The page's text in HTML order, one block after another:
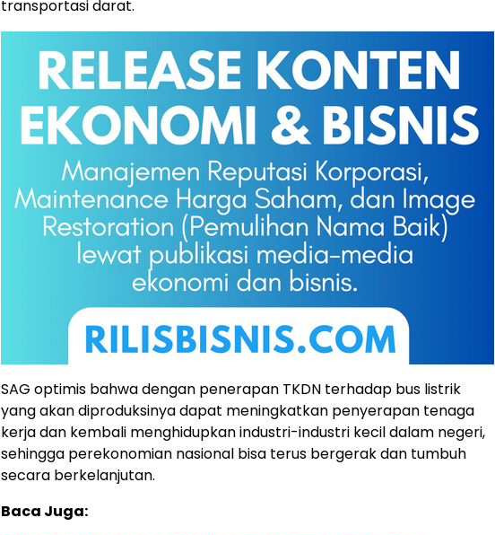
transportasi darat.
SAG optimis bahwa dengan penerapan TKDN terhadap bus listrik
yang akan diproduksinya dapat meningkatkan penyerapan tenaga
kerja dan kembali menghidupkan industri-industri kecil dalam negeri,
sehingga perekonomian nasional bisa terus bergerak dan tumbuh
secara berkelanjutan.
Baca Juga: